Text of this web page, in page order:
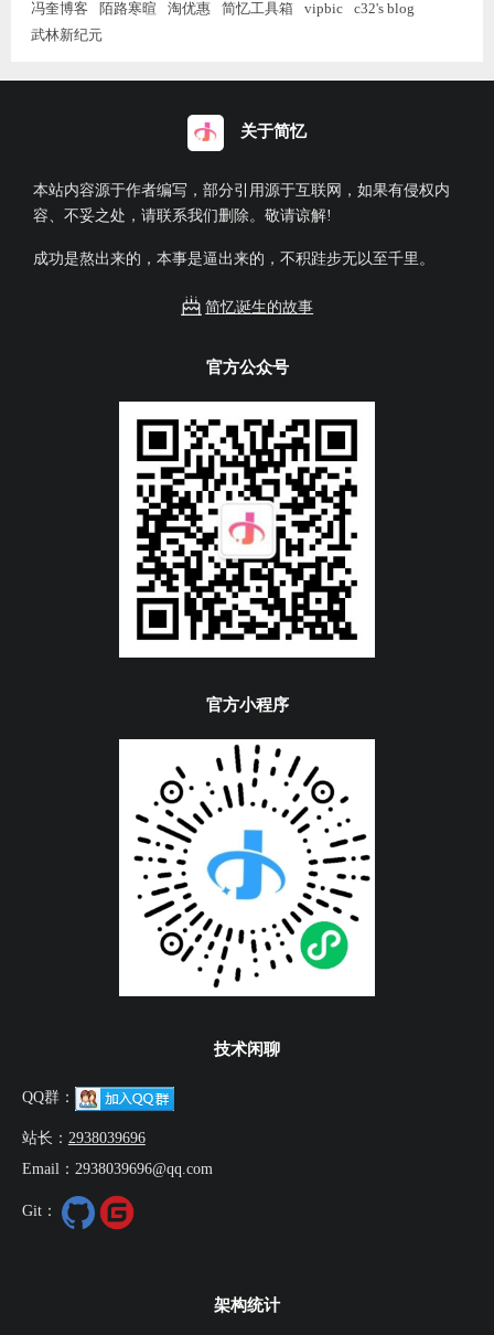
冯奎博客 陌路寒暄 淘优惠 简忆工具箱 vipbic
c32's blog
武林新纪元
关于简忆
本站内容源于作者编写，部分引用源于互联网，如果有侵权内
容、不妥之处，请联系我们删除。敬请谅解!
成功是熬出来的，本事是逼出来的，不积跬步无以至千里。
简忆诞生的故事
官方公众号
官方小程序
技术闲聊
QQ群：
站长： 2938039696
Email：2938039696@qq.com
Git：
架构统计